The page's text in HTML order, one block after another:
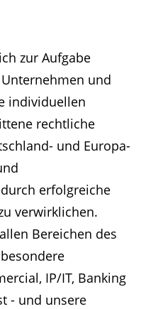
zur Aufgabe
und
individuellen
rechtliche
und Europa-
erfolgreiche
verwirklichen.
Bereichen des
IP/IT, Banking
- und unsere